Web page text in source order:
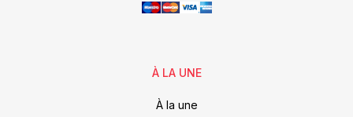
À LA UNE
À la une